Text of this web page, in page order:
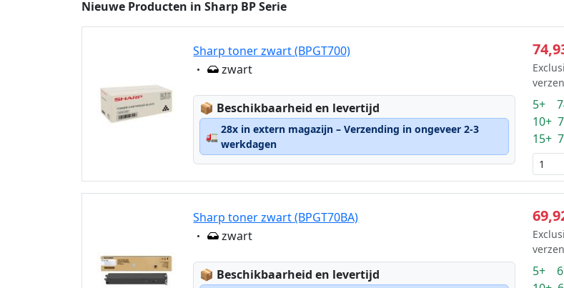
Nieuwe Producten in Sharp BP Serie
Sharp toner zwart (BPGT700)
Eigenschaft:
zwart
📦 Lagerstatus:
Beschikbaarheid en levertijd
🚛
28x in extern magazijn – Verzending in ongeveer 2-3
werkdagen
5+
10+
15+
Sharp toner zwart (BPGT70BA)
Eigenschaft:
zwart
📦 Lagerstatus:
Beschikbaarheid en levertijd
5+